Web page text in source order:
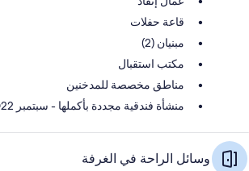
قاعة حفلات
مبنيان (2)
مكتب استقبال
مناطق مخصصة للمدخنين
منشأة فندقية مجددة بأكملها - سبتمبر 2022
وسائل الراحة في الغرفة